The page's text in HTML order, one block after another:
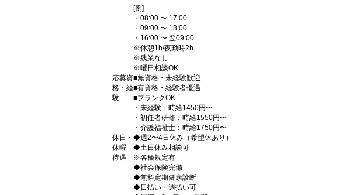
[例]
・08:00 〜 17:00
・09:00 〜 18:00
・16:00 〜 翌09:00
※休憩1h/夜勤時2h
※残業なし
※曜日相談OK
応募資
格・経
験
■無資格・未経験歓迎
■有資格・経験者優遇
■ブランクOK
・未経験：時給1450円〜
・初任者研修：時給1550円〜
・介護福祉士：時給1750円〜
休日・
休暇
◆週2〜4日休み（希望休あり）
◆土日休み相談可
待遇
※各種規定有
◆社会保険完備
◆無料定期健康診断
◆日払い・週払い可